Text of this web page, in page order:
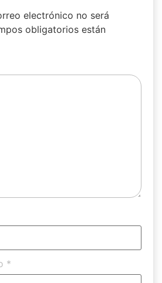
electrónico no será
obligatorios están
*